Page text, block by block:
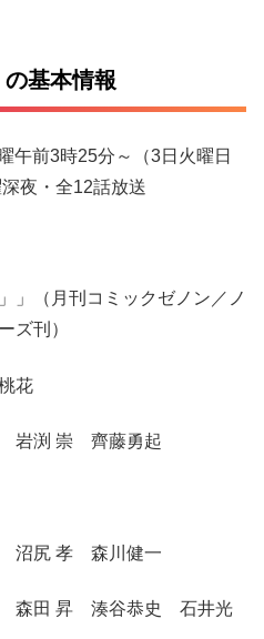
の基本情報
午前3時25分～（3日火曜日
夜・全12話放送
」（月刊コミックゼノン／ノ
ズ刊）
花
岩渕 崇 齊藤勇起
沼尻 孝 森川健一
森田 昇 湊谷恭史 石井光